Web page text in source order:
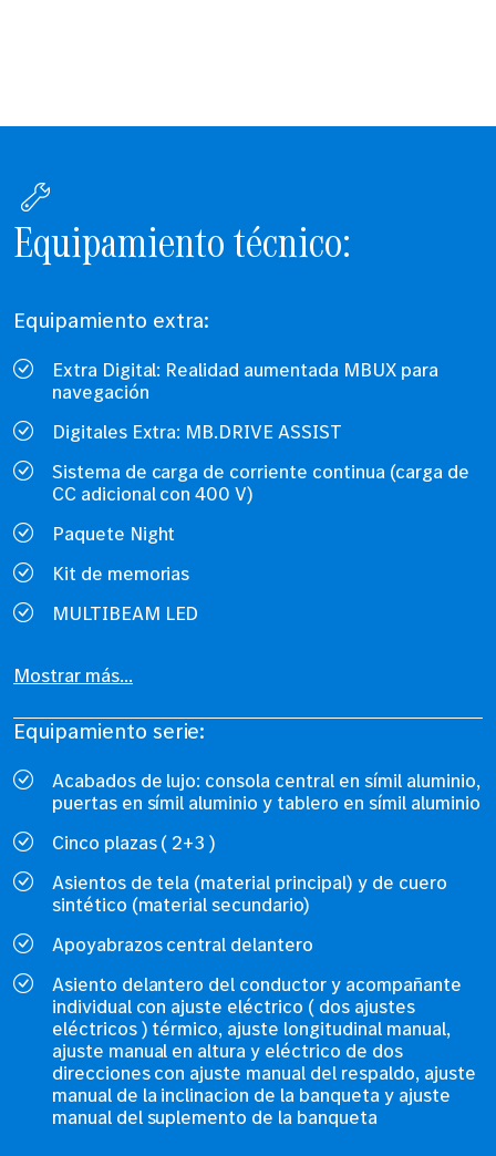
Equipamiento técnico:
Equipamiento serie:
Acabados de lujo: consola central en símil aluminio,
puertas en símil aluminio y tablero en símil aluminio
Cinco plazas ( 2+3 )
Asientos de tela (material principal) y de cuero
sintético (material secundario)
Apoyabrazos central delantero
Asiento delantero del conductor y acompañante
individual con ajuste eléctrico ( dos ajustes
eléctricos ) térmico, ajuste longitudinal manual,
ajuste manual en altura y eléctrico de dos
direcciones con ajuste manual del respaldo, ajuste
manual de la inclinacion de la banqueta y ajuste
manual del suplemento de la banqueta
Equipamiento extra:
Extra Digital: Realidad aumentada MBUX para
navegación
Digitales Extra: MB.DRIVE ASSIST
Sistema de carga de corriente continua (carga de
CC adicional con 400 V)
Paquete Night
Kit de memorias
MULTIBEAM LED
Mostrar más...